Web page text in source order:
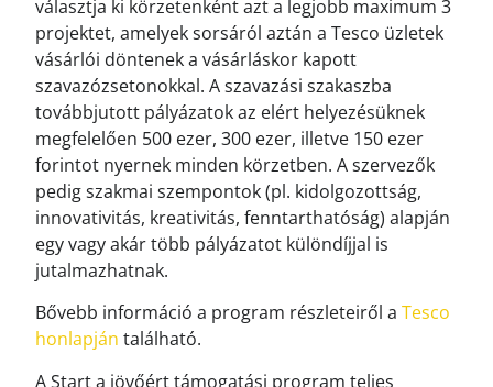
választja ki körzetenként azt a legjobb maximum 3
projektet, amelyek sorsáról aztán a Tesco üzletek
vásárlói döntenek a vásárláskor kapott
szavazózsetonokkal. A szavazási szakaszba
továbbjutott pályázatok az elért helyezésüknek
megfelelően 500 ezer, 300 ezer, illetve 150 ezer
forintot nyernek minden körzetben. A szervezők
pedig szakmai szempontok (pl. kidolgozottság,
innovativitás, kreativitás, fenntarthatóság) alapján
egy vagy akár több pályázatot különdíjjal is
jutalmazhatnak.
Bővebb információ a program részleteiről aTesco
honlapján található.
A Start a jövőért támogatási program teljes